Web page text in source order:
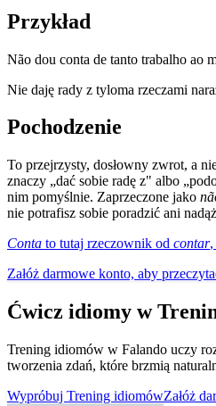
Przykład
Não dou conta de tanto trabalho ao
Nie daję rady z tyloma rzeczami
Pochodzenie
To przejrzysty, dosłowny zwrot, a
znaczy „dać sobie radę z" albo
nim pomyślnie. Zaprzeczone jako
nie potrafisz sobie poradzić ani
Conta to tutaj rzeczownik od contar,
Załóż darmowe konto, aby
Ćwicz idiomy w
Trening idiomów w Falando uczy
tworzenia zdań, które brzmią
Wypróbuj Trening idiomówZałóż